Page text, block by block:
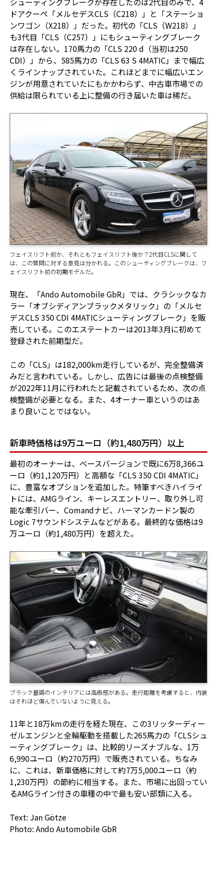
ドアクーペ「メルセデスCLS（C218）」と「ステーショ
ンワゴン（X218）」だった。初代の「CLS（W218）」
も3代目「CLS（C257）」にもシューティングブレーク
は存在しない。170馬力の「CLS 220 d（当初は250
CDI）」から、585馬力の「CLS 63 S 4MATIC」まで幅広
くラインナップされていた。これほどまでに幅広いエン
ジンが用意されていたにもかかわらず、中古車市場での
供給は限られている上に整備の行き届いた車は稀だ。
フェイスリフト前か、それともフェイスリフト後か？2代目CLSに関して
は、この質問に対する意見は分かれる。このシューティングブレークは、フ
ェイスリフト前の初期モデルだ。
現在、「Ando Automobile GbR」では、クラシックなカ
ラー「オブシディアンブラックメタリック」の「メルセ
デスCLS 350 CDI 4MATICシューティングブレーク」を販
売している。このエステートカーは2013年3月に初めて
登録された前期型だ。
この「CLS」は182,000km走行しているが、完全整備済
みだと言われている。しかし、広告には最後の点検整備
が2022年11月に行われたと記載されているため、次の点
検整備が必要となる。また、4オーナー車というのはあ
まり良いことではない。
新車時価格は9万ユーロ（約1,480万円）以上
最初のオーナーは、ベースバージョンで既に6万8,366ユ
ーロ（約1,120万円）と高額な「CLS 350 CDI 4MATIC」
に、豊富なオプションを追加した。特筆すべきハイライ
トには、AMGライン、キーレスエントリー、取り外し可
能な牽引バー、Comandナビ、ハーマンカードン製の
Logic 7サウンドシステムなどがある。最終的な価格は9
万ユーロ（約1,480万円）を超えた。
ブラック基調のインテリアには高級感がある。走行距離を考慮すると、内装
はそれほど傷んでいないように見える。
11年と18万kmの走行を経た現在、この3リッターディー
ゼルエンジンと全輪駆動を搭載した265馬力の「CLSシュ
ーティングブレーク」は、比較的リーズナブルな、1万
6,990ユーロ（約270万円）で販売されている。ちなみ
に、これは、新車価格に対して約7万5,000ユーロ（約
1,230万円）の節約に相当する。また、市場に出回ってい
るAMGライン付きの車種の中で最も安い部類に入る。
Text: Jan Götze
Photo: Ando Automobile GbR